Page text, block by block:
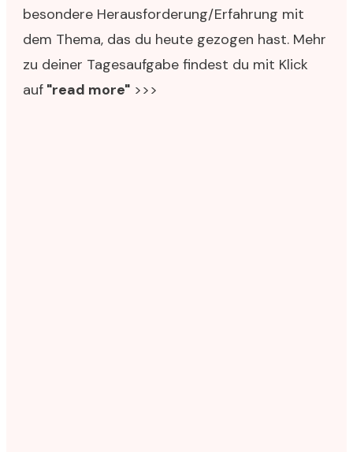
besondere Herausforderung/Erfahrung mit
dem Thema, das du heute gezogen hast. Mehr
zu deiner Tagesaufgabe findest du mit Klick
auf "read more" >>>